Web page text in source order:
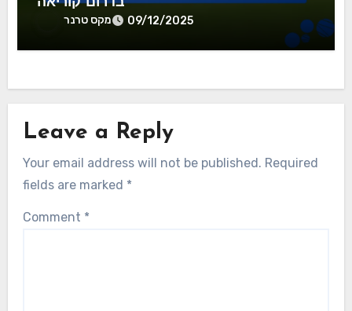
מקס טרנר 09/12/2025
Leave a Reply
Your email address will not be published. Required
fields are marked *
Comment *